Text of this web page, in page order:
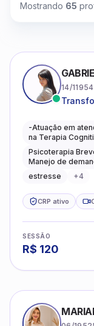
Mostrando 65
14/11954
-Atuação em
na Terapia
Psicoterapia
Manejo de
estresse
+4
CRP ativo
SESSÃO
R$ 120